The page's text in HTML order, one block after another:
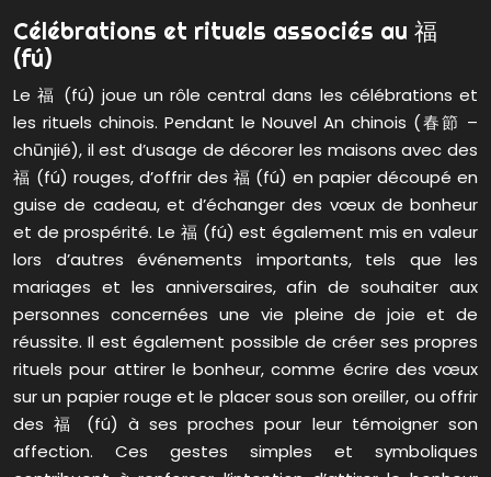
Célébrations et rituels associés au 福
(fú)
Le 福 (fú) joue un rôle central dans les célébrations et
les rituels chinois. Pendant le Nouvel An chinois (春節 –
chūnjié), il est d’usage de décorer les maisons avec des
福 (fú) rouges, d’offrir des 福 (fú) en papier découpé en
guise de cadeau, et d’échanger des vœux de bonheur
et de prospérité. Le 福 (fú) est également mis en valeur
lors d’autres événements importants, tels que les
mariages et les anniversaires, afin de souhaiter aux
personnes concernées une vie pleine de joie et de
réussite. Il est également possible de créer ses propres
rituels pour attirer le bonheur, comme écrire des vœux
sur un papier rouge et le placer sous son oreiller, ou offrir
des 福 (fú) à ses proches pour leur témoigner son
affection. Ces gestes simples et symboliques